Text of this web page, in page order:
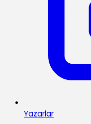
Yazarlar